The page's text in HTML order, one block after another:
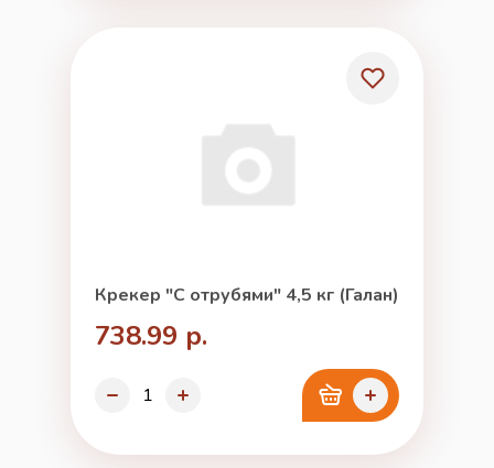
Крекер "С отрубями" 4,5 кг (Галан)
738.99 р.